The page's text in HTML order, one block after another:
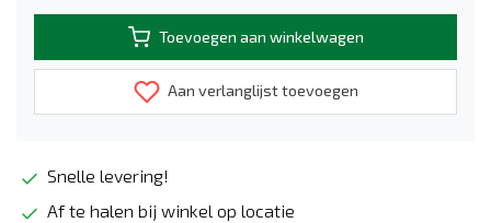
Toevoegen aan winkelwagen
Aan verlanglijst toevoegen
Snelle levering!
Af te halen bij winkel op locatie